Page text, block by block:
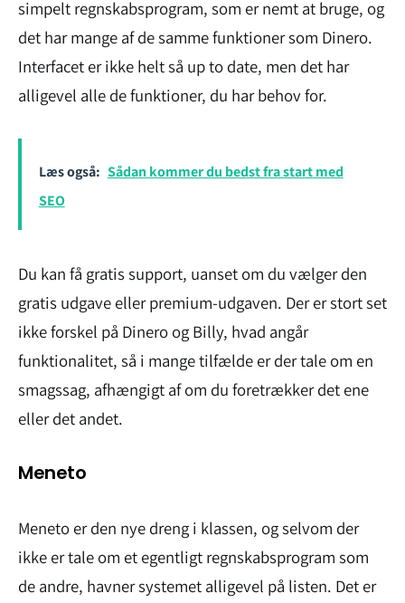
simpelt regnskabsprogram, som er nemt at bruge, og
det har mange af de samme funktioner som Dinero.
Interfacet er ikke helt så up to date, men det har
alligevel alle de funktioner, du har behov for.
Læs også: Sådan kommer du bedst fra start med
SEO
Du kan få gratis support, uanset om du vælger den
gratis udgave eller premium-udgaven. Der er stort set
ikke forskel på Dinero og Billy, hvad angår
funktionalitet, så i mange tilfælde er der tale om en
smagssag, afhængigt af om du foretrækker det ene
eller det andet.
Meneto
Meneto er den nye dreng i klassen, og selvom der
ikke er tale om et egentligt regnskabsprogram som
de andre, havner systemet alligevel på listen. Det er